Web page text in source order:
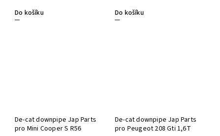
Do košíku Do košíku
De-cat downpipe Jap Parts
pro Mini Cooper S R56
De-cat downpipe Jap Parts
pro Peugeot 208 Gti 1,6T